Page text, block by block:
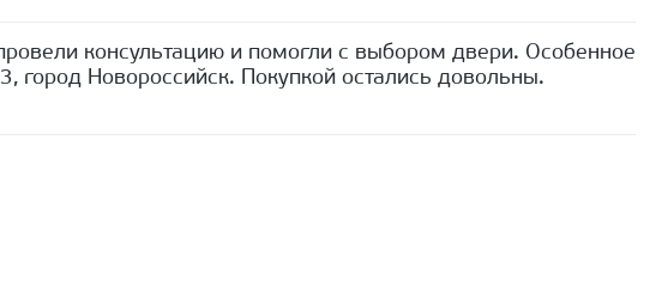
консультацию и помогли с выбором двери. Особенное
Новороссийск. Покупкой остались довольны.